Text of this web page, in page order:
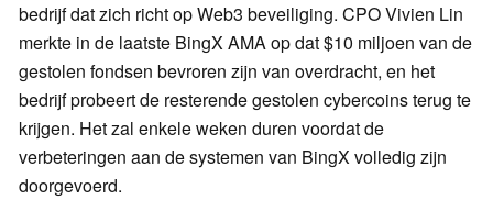
bedrijf dat zich richt op Web3 beveiliging. CPO Vivien Lin
merkte in de laatste BingX AMA op dat $10 miljoen van de
gestolen fondsen bevroren zijn van overdracht, en het
bedrijf probeert de resterende gestolen cybercoins terug te
krijgen. Het zal enkele weken duren voordat de
verbeteringen aan de systemen van BingX volledig zijn
doorgevoerd.